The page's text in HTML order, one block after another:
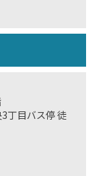
丁目バス停 徒